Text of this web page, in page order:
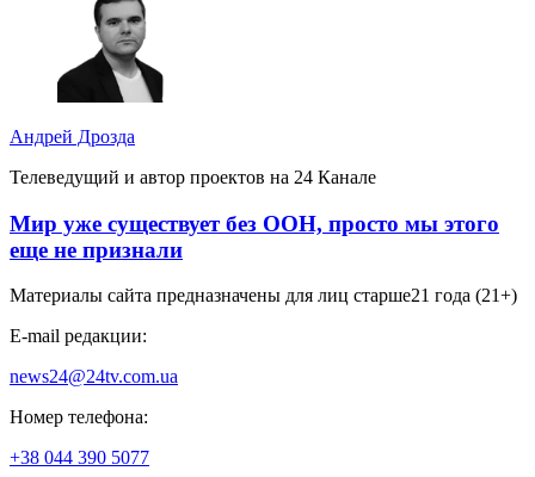
Андрей Дрозда
Телеведущий и автор проектов на 24 Канале
Мир уже существует без ООН, просто мы этого
еще не признали
Материалы сайта предназначены для лиц старше21 года (21+)
E-mail редакции:
news24@24tv.com.ua
Номер телефона:
+38 044 390 5077